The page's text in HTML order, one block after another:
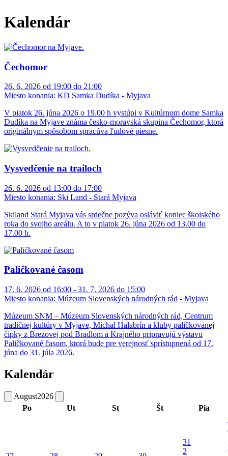
Kalendár
Čechomor
26. 6. 2026 od 19:00 do 21:00
Miesto konania: KD Samka Dudíka - Myjava
V piatok 26. júna 2026 o 19.00 h vystúpi v Kultúrnom dome Samka
Dudíka na Myjave známa česko-moravská skupina Čechomor, ktorá
originálnym spôsobom spracúva ľudové piesne.
Vysvedčenie na trailoch
26. 6. 2026 od 13:00 do 17:00
Miesto konania: Ski Land - Stará Myjava
Skiland Stará Myjava vás srdečne pozýva osláviť koniec školského
roka do svojho areálu. A to v piatok 26. júna 2026 od 13.00 do
17.00 h.
Paličkované časom
17. 6. 2026 od 16:00 - 31. 7. 2026 do 15:00
Miesto konania: Múzeum Slovenských národných rád - Myjava
Múzeum SNM – Múzeum Slovenských národných rád, Centrum
tradičnej kultúry v Myjave, Michal Halabrín a kluby paličkovanej
čipky z Brezovej pod Bradlom a Krajného pripravujú výstavu
Paličkované časom, ktorá bude pre verejnosť sprístupnená od 17.
júna do 31. júla 2026.
Kalendár
August2026
Po
Ut St Št Pia
31
2